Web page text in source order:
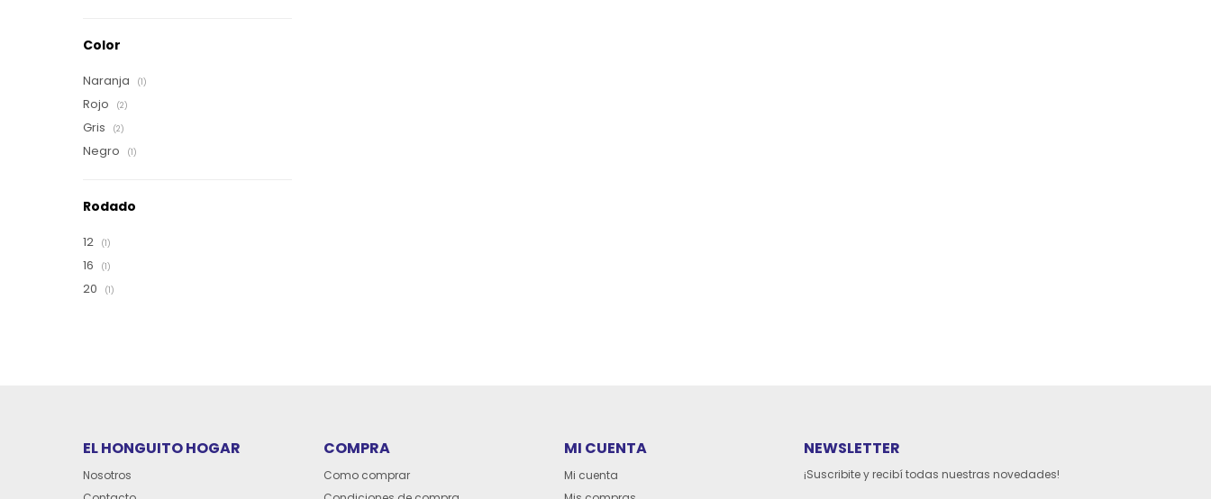
Color
Naranja (1)
Rojo (2)
Gris (2)
Negro (1)
Rodado
12 (1)
16 (1)
20 (1)
EL HONGUITO HOGAR
Nosotros
COMPRA
Como comprar
MI CUENTA
Mi cuenta
NEWSLETTER
¡Suscribite y recibí todas nuestras novedades!